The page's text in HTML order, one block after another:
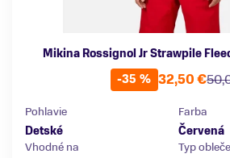
Mikina Rossignol Jr Strawpile
-35 % 32,50 €
Pohlavie
Detské
Farba
Červená
Vhodné na
Typ